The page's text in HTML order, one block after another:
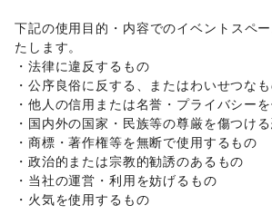
犬・猫・ペット/日用雑貨/食器・陶磁器/
その他インテリア・生活雑貨
生活サービス
携帯キャリア・格安SIM インターネッ
電気・ガス/ハウスクリーニング・家事
リサイクル雑貨・古本
買取査定・金券/
ギフト・プレゼント/冠婚葬祭/ 資格・
住宅（購入・賃貸）/たばこ/修理・メン
就職・転職・求人/その他生活サービス
金融サービス
クレジットカード/保険
下記の使用目的・内容でのイベントスペ
たします。
・法律に違反するもの
・公序良俗に反する、またはわいせつな
・他人の信用または名誉・プライバシー
・国内外の国家・民族等の尊厳を傷つけ
・商標・著作権等を無断で使用するもの
・政治的または宗教的勧誘のあるもの
・当社の運営・利用を妨げるもの
・火気を使用するもの